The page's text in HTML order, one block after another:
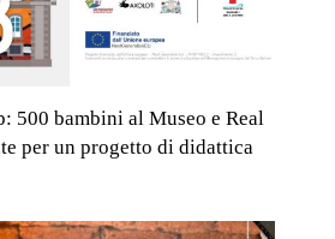
500 bambini al Museo e Real
per un progetto di didattica